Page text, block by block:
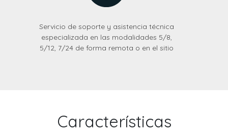
Servicio de soporte y asistencia técnica
especializada en las modalidades 5/8,
5/12, 7/24 de forma remota o en el sitio
Características